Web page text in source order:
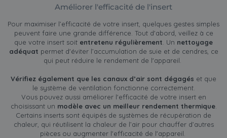
Améliorer l'efficacité de l'insert
Pour maximiser l’efficacité de votre insert, quelques gestes simples
peuvent faire une grande différence. Tout d'abord, veillez à ce
que votre insert soit entretenu régulièrement . Un nettoyage
adéquat permet d'éviter l’accumulation de suie et de cendres, ce
qui peut réduire le rendement de l'appareil.
Vérifiez également que les canaux d’air sont dégagés et que
le système de ventilation fonctionne correctement.
Vous pouvez aussi améliorer l'efficacité de votre insert en
choisissant un modèle avec un meilleur rendement thermique.
Certains inserts sont équipés de systèmes de récupération de
chaleur, qui réutilisent la chaleur de l’air pour chauffer d’autres
pièces ou augmenter l'efficacité de l'appareil.